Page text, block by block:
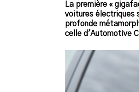
La première «
voitures électriques
profonde
celle d'Automotive